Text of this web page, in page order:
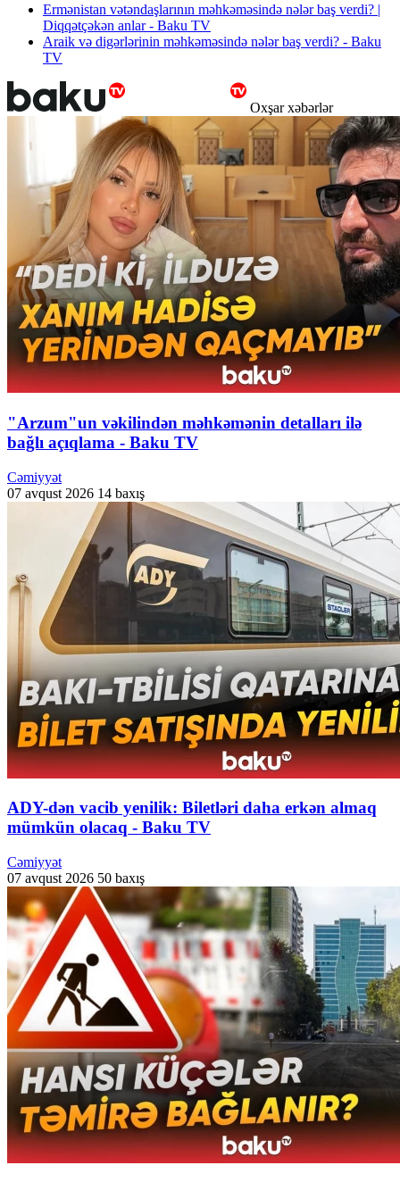
Ermənistan vətəndaşlarının məhkəməsində nələr baş verdi? |
Diqqətçəkən anlar - Baku TV
Araik və digərlərinin məhkəməsində nələr baş verdi? - Baku
TV
Oxşar xəbərlər
"Arzum"un vəkilindən məhkəmənin detalları ilə
bağlı açıqlama - Baku TV
Cəmiyyət
07 avqust 2026 14 baxış
ADY-dən vacib yenilik: Biletləri daha erkən almaq
mümkün olacaq - Baku TV
Cəmiyyət
07 avqust 2026 50 baxış